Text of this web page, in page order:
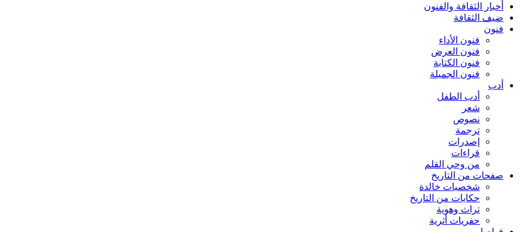
أخبار الثقافة والفنون
ضيف الثقافة
فنون
فنون الأداء
فنون العرض
فنون الكتابة
فنون الجميلة
أدب
أدب الطفل
شعر
نصوص
ترجمة
إصدرات
قراءات
من وحي القلم
صفحات من التاريخ
شخصيات خالدة
حكايات من التاريخ
تراث وهوية
حفريات أثرية